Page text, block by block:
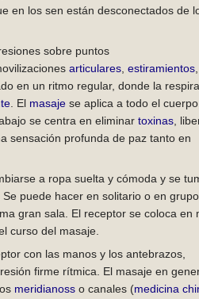
en los sen están desconectados de
sobre puntos
articulares ,estiramientos
en un ritmo regular, donde la
. El masaje se aplica a todo el
se centra en eliminartoxinas ,
sensación profunda de paz tanto en
a ropa suelta y cómoda y se
puede hacer en solitario o en
gran sala. El receptor se coloca en
curso del masaje.
con las manos y los antebrazos,
firme rítmica. El masaje en
meridianoss o canales (medicina